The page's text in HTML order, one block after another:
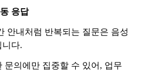
응답
안내처럼 반복되는 질문은 음성
니다.
문의에만 집중할 수 있어, 업무